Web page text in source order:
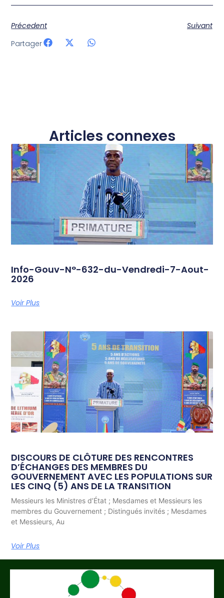
Précedent
Suivant
Partager
Articles connexes
Info-Gouv-N°-632-du-Vendredi-7-Aout-
2026
Voir Plus
DISCOURS DE CLÔTURE DES RENCONTRES
D’ÉCHANGES DES MEMBRES DU
GOUVERNEMENT AVEC LES POPULATIONS SUR
LES CINQ (5) ANS DE LA TRANSITION
Messieurs les Ministres d’État ; Mesdames et Messieurs les
membres du Gouvernement ; Distingués invités ; Mesdames
et Messieurs, Au
Voir Plus